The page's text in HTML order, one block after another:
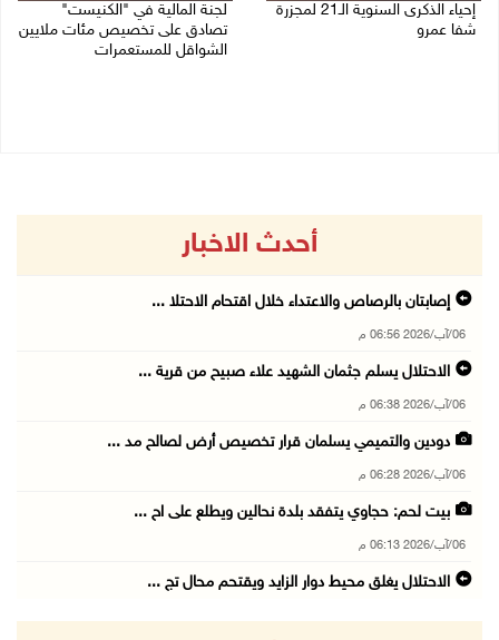
إحياء الذكرى السنوية الـ21 لمجزرة
شفا عمرو
لجنة المالية في "الكنيست"
تصادق على تخصيص مئات ملايين
الشواقل للمستعمرات
أحدث الاخبار
إصابتان بالرصاص والاعتداء خلال اقتحام الاحتلا ...
06/آب/2026 06:56 م
الاحتلال يسلم جثمان الشهيد علاء صبيح من قرية ...
06/آب/2026 06:38 م
دودين والتميمي يسلمان قرار تخصيص أرض لصالح مد ...
06/آب/2026 06:28 م
بيت لحم: حجاوي يتفقد بلدة نحالين ويطلع على اح ...
06/آب/2026 06:13 م
الاحتلال يغلق محيط دوار الزايد ويقتحم محال تج ...